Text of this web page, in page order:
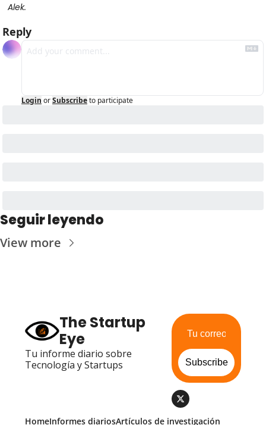
Alek.
Reply
Login orSubscribeto participate
Seguir leyendo
View more
The Startup
Eye
Tu informe diario sobre
Tecnología y Startups
Subscribe
HomeInformes diariosArtículos de investigación